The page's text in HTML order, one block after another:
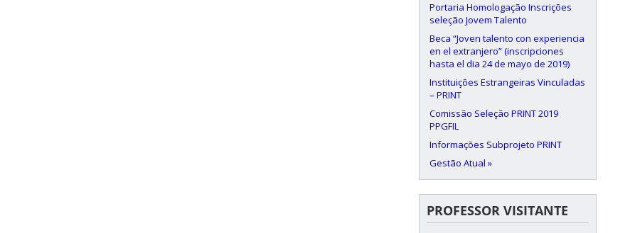
Portaria Homologação Inscrições
seleção Jovem Talento
Beca “Joven talento con experiencia
en el extranjero” (inscripciones
hasta el dia 24 de mayo de 2019)
Instituições Estrangeiras Vinculadas
– PRINT
Comissão Seleção PRINT 2019
PPGFIL
Informações Subprojeto PRINT
Gestão Atual »
PROFESSOR VISITANTE